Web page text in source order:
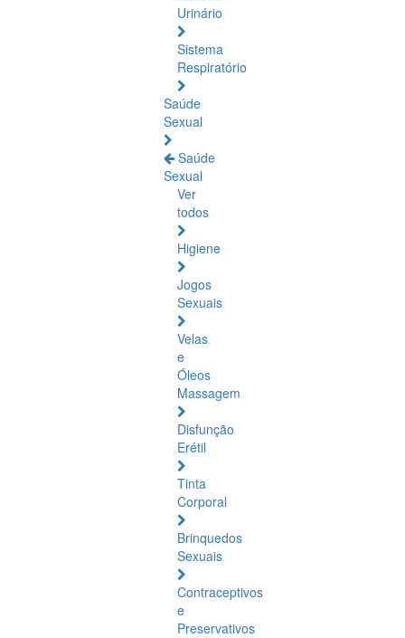
Urinário
Sistema
Respiratório
Saúde
Sexual
Saúde
Sexual
Ver
todos
Higiene
Jogos
Sexuais
Velas
e
Óleos
Massagem
Disfunção
Erétil
Tinta
Corporal
Brinquedos
Sexuais
Contraceptivos
e
Preservativos